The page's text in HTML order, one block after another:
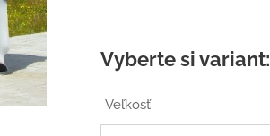
Vyberte si variant:
Veľkosť